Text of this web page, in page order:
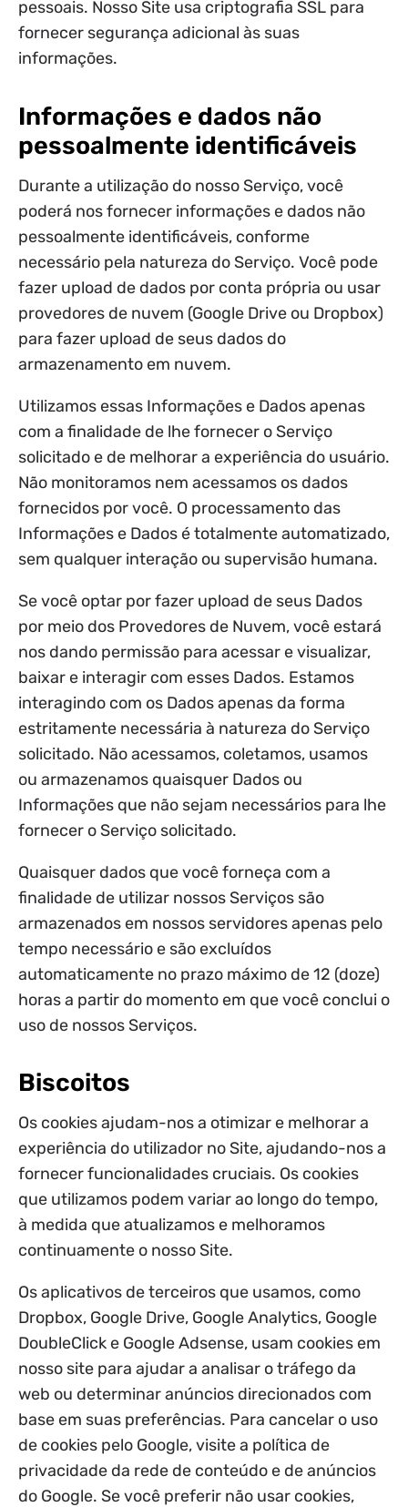
pessoais. Nosso Site usa criptografia SSL para
fornecer segurança adicional às suas
informações.
Informações e dados não
pessoalmente identificáveis
Durante a utilização do nosso Serviço, você
poderá nos fornecer informações e dados não
pessoalmente identificáveis, conforme
necessário pela natureza do Serviço. Você pode
fazer upload de dados por conta própria ou usar
provedores de nuvem (Google Drive ou Dropbox)
para fazer upload de seus dados do
armazenamento em nuvem.
Utilizamos essas Informações e Dados apenas
com a finalidade de lhe fornecer o Serviço
solicitado e de melhorar a experiência do usuário.
Não monitoramos nem acessamos os dados
fornecidos por você. O processamento das
Informações e Dados é totalmente automatizado,
sem qualquer interação ou supervisão humana.
Se você optar por fazer upload de seus Dados
por meio dos Provedores de Nuvem, você estará
nos dando permissão para acessar e visualizar,
baixar e interagir com esses Dados. Estamos
interagindo com os Dados apenas da forma
estritamente necessária à natureza do Serviço
solicitado. Não acessamos, coletamos, usamos
ou armazenamos quaisquer Dados ou
Informações que não sejam necessários para lhe
fornecer o Serviço solicitado.
Quaisquer dados que você forneça com a
finalidade de utilizar nossos Serviços são
armazenados em nossos servidores apenas pelo
tempo necessário e são excluídos
automaticamente no prazo máximo de 12 (doze)
horas a partir do momento em que você conclui o
uso de nossos Serviços.
Biscoitos
Os cookies ajudam-nos a otimizar e melhorar a
experiência do utilizador no Site, ajudando-nos a
fornecer funcionalidades cruciais. Os cookies
que utilizamos podem variar ao longo do tempo,
à medida que atualizamos e melhoramos
continuamente o nosso Site.
Os aplicativos de terceiros que usamos, como
Dropbox, Google Drive, Google Analytics, Google
DoubleClick e Google Adsense, usam cookies em
nosso site para ajudar a analisar o tráfego da
web ou determinar anúncios direcionados com
base em suas preferências. Para cancelar o uso
de cookies pelo Google, visite a política de
privacidade da rede de conteúdo e de anúncios
do Google. Se você preferir não usar cookies,